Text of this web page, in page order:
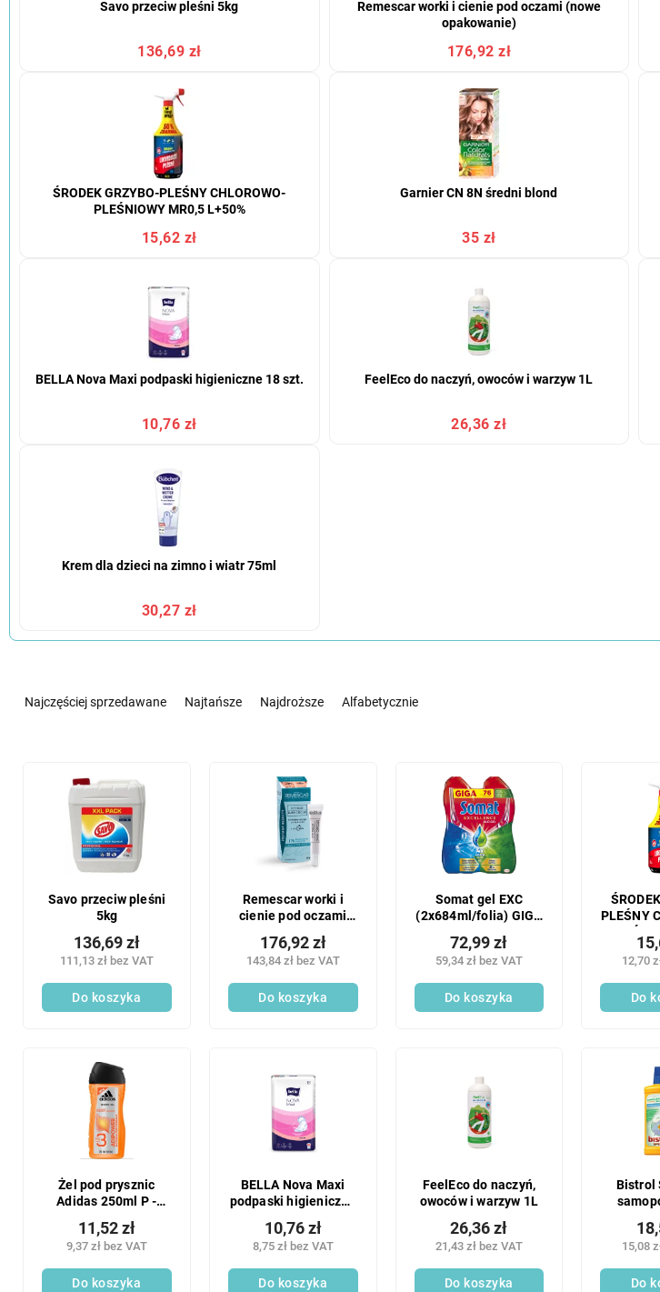
Savo przeciw pleśni 5kg
136,69 zł
Remescar worki i cienie pod oczami (nowe
opakowanie)
176,92 zł
ŚRODEK GRZYBO-PLEŚNY CHLOROWO-
PLEŚNIOWY MR0,5 L+50%
15,62 zł
Garnier CN 8N średni blond
35 zł
BELLA Nova Maxi podpaski higieniczne 18 szt.
10,76 zł
FeelEco do naczyń, owoców i warzyw 1L
26,36 zł
Krem dla dzieci na zimno i wiatr 75ml
30,27 zł
Najczęściej sprzedawane Najtańsze Najdroższe Alfabetycznie
Savo przeciw pleśni
5kg
111,13 zł bez VAT
136,69 zł
Do koszyka
Remescar worki i
cienie pod oczami
(nowe opakowanie)
143,84 zł bez VAT
176,92 zł
Do koszyka
Somat gel EXC
(2x684ml/folia) GIGA
59,34 zł bez VAT
72,99 zł
Do koszyka
PLEŚNY
12,70
Do
Żel pod prysznic
Adidas 250ml P -
Adipower Maximum
9,37 zł bez VAT
11,52 zł
Do koszyka
BELLA Nova Maxi
podpaski higieniczne
8,75 zł bez VAT
10,76 zł
Do koszyka
FeelEco do naczyń,
owoców i warzyw 1L
21,43 zł bez VAT
26,36 zł
Do koszyka
Bistrol
emulsja
15,08
Do